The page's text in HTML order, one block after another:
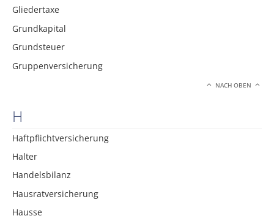
Gliedertaxe
Grundkapital
Grundsteuer
Gruppenversicherung
NACH OBEN
H
Haftpflichtversicherung
Halter
Handelsbilanz
Hausratversicherung
Hausse